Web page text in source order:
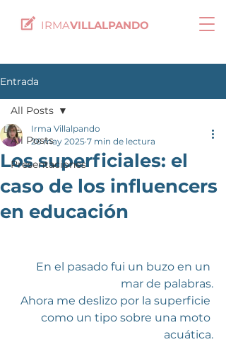
IRMAVILLALPANDO
Entrada
All Posts
Presentaciones
All Posts
Los superficiales: el
caso de los influencers
en educación
Irma Villalpando
26 may 2025 7 min de lectura
En el pasado fui un buzo en un
mar de palabras.
Ahora me deslizo por la superficie
como un tipo sobre una moto
acuática.